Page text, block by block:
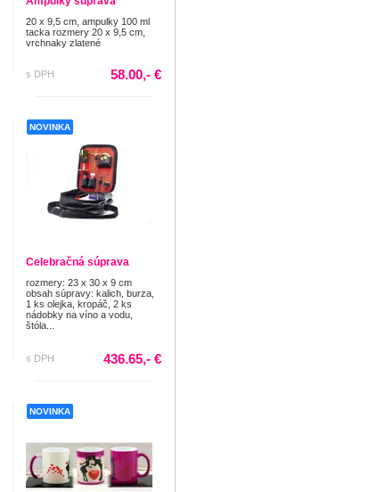
20 x 9,5 cm, ampulky 100 ml
tacka rozmery 20 x 9,5 cm,
vrchnaky zlatené
s DPH 58.00,- €
NOVINKA
Celebračná súprava
rozmery: 23 x 30 x 9 cm
obsah súpravy: kalich, burza,
1 ks olejka, kropáč, 2 ks
nádobky na víno a vodu,
štóla...
s DPH 436.65,- €
NOVINKA